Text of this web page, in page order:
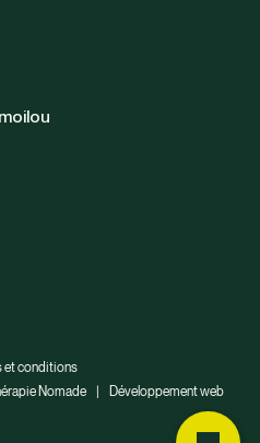
et conditions
Nomade
Développement web